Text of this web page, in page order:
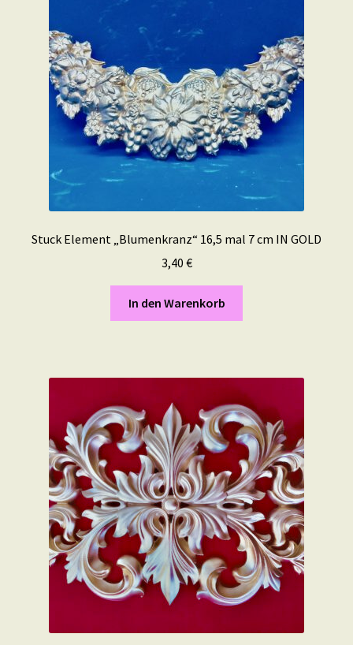
Stuck Element „Blumenkranz“ 16,5 mal 7 cm IN GOLD
3,40 €
In den Warenkorb